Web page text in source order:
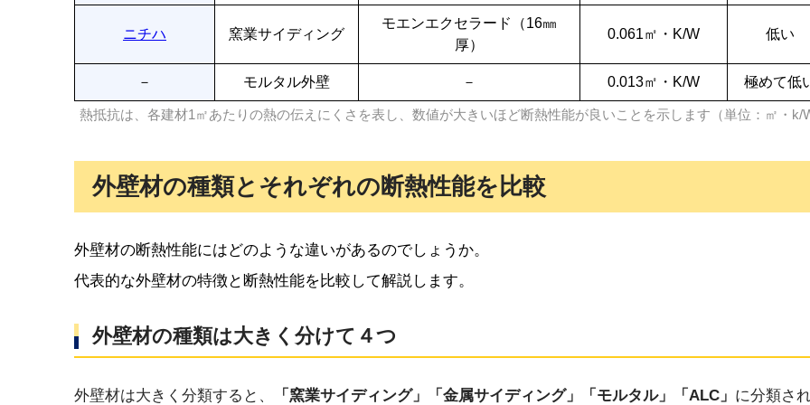
ニチハ 窯業サイディング
モエンエクセラード（16㎜
厚）
0.061㎡・K/W 低い
－ モルタル外壁 － 0.013㎡・K/W 極めて低
熱抵抗は、各建材1㎡あたりの熱の伝えにくさを表し、数値が大きいほど断熱性能が良いことを示します（単位：㎡・k/W
外壁材の種類とそれぞれの断熱性能を比較
外壁材の断熱性能にはどのような違いがあるのでしょうか。
代表的な外壁材の特徴と断熱性能を比較して解説します。
外壁材の種類は大きく分けて４つ
外壁材は大きく分類すると、 「窯業サイディング」「金属サイディング」「モルタル」「ALC」 に分類さ